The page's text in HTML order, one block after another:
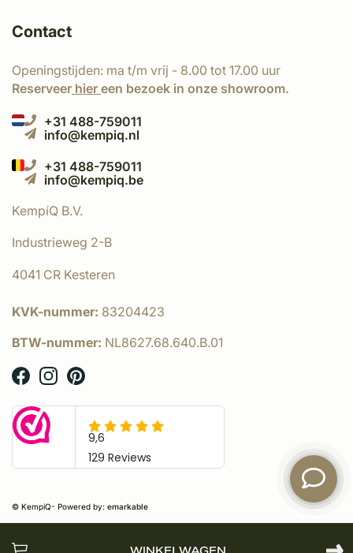
Contact
Openingstijden: ma t/m vrij - 8.00 tot 17.00 uur
Reserveer hier een bezoek in onze showroom.
+31 488-759011
info@kempiq.nl
+31 488-759011
info@kempiq.be
KempíQ B.V.
Industrieweg 2-B
4041 CR Kesteren
KVK-nummer: 83204423
BTW-nummer: NL8627.68.640.B.01
© KempíQ- Powered by: emarkable